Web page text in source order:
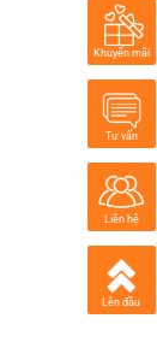
Khuyến mãi
Tư vấn
Liên hệ
Lên đầu